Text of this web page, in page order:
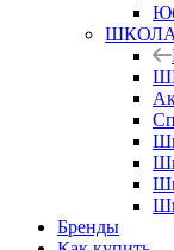
ШКОЛА
Бренды